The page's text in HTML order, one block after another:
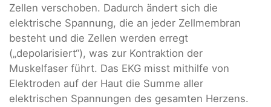
Zellen verschoben. Dadurch ändert sich die
elektrische Spannung, die an jeder Zellmembran
besteht und die Zellen werden erregt
(„depolarisiert“), was zur Kontraktion der
Muskelfaser führt. Das EKG misst mithilfe von
Elektroden auf der Haut die Summe aller
elektrischen Spannungen des gesamten Herzens.